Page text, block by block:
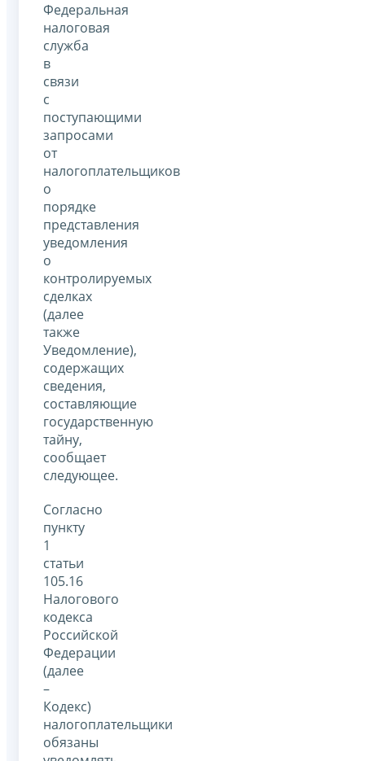
Федеральная
налоговая
служба
в
связи
с
поступающими
запросами
от
налогоплательщиков
о
порядке
представления
уведомления
о
контролируемых
сделках
(далее
также
Уведомление),
содержащих
сведения,
составляющие
государственную
тайну,
сообщает
следующее.
Согласно
пункту
1
статьи
105.16
Налогового
кодекса
Российской
Федерации
(далее
–
Кодекс)
налогоплательщики
обязаны